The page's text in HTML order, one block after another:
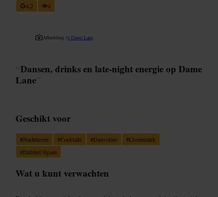
4,2
4
Afbeelding /4 Dame Lane
“Dansen, drinks en late-night energie op Dame
Lane”
Geschikt voor
#Nachtleven #Cocktails #Dansvloer #Livemuziek
#DublinUitgaan
Wat u kunt verwachten